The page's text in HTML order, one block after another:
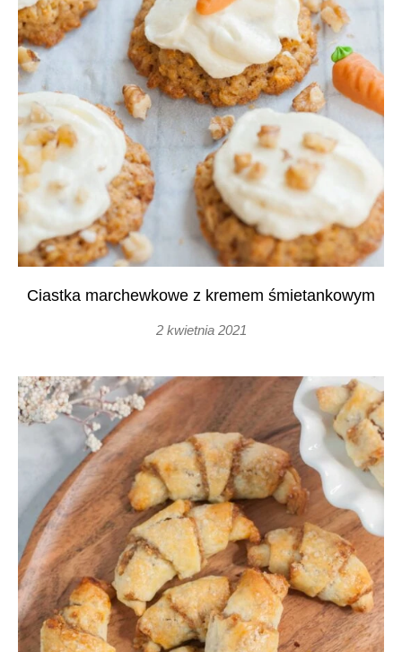
Ciastka marchewkowe z kremem śmietankowym
2 kwietnia 2021